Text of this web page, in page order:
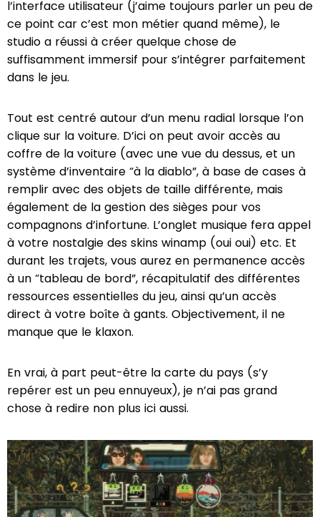
l’interface utilisateur (j’aime toujours parler un peu de
ce point car c’est mon métier quand même), le
studio a réussi à créer quelque chose de
suffisamment immersif pour s’intégrer parfaitement
dans le jeu.
Tout est centré autour d’un menu radial lorsque l’on
clique sur la voiture. D’ici on peut avoir accès au
coffre de la voiture (avec une vue du dessus, et un
système d’inventaire “à la diablo”, à base de cases à
remplir avec des objets de taille différente, mais
également de la gestion des sièges pour vos
compagnons d’infortune. L’onglet musique fera appel
à votre nostalgie des skins winamp (oui oui) etc. Et
durant les trajets, vous aurez en permanence accès
à un “tableau de bord”, récapitulatif des différentes
ressources essentielles du jeu, ainsi qu’un accès
direct à votre boîte à gants. Objectivement, il ne
manque que le klaxon.
En vrai, à part peut-être la carte du pays (s’y
repérer est un peu ennuyeux), je n’ai pas grand
chose à redire non plus ici aussi.